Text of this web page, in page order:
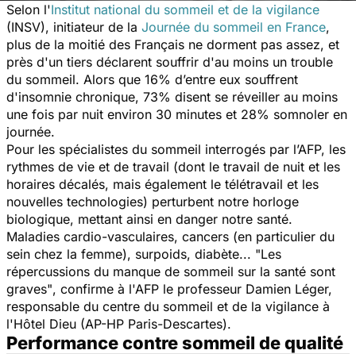
Selon l'Institut national du sommeil et de la vigilance
(INSV), initiateur de la Journée du sommeil en France,
plus de la moitié des Français ne dorment pas assez, et
près d'un tiers déclarent souffrir d'au moins un trouble
du sommeil. Alors que 16% d’entre eux souffrent
d'insomnie chronique, 73% disent se réveiller au moins
une fois par nuit environ 30 minutes et 28% somnoler en
journée.
Pour les spécialistes du sommeil interrogés par l’AFP, les
rythmes de vie et de travail (dont le travail de nuit et les
horaires décalés, mais également le télétravail et les
nouvelles technologies) perturbent notre horloge
biologique, mettant ainsi en danger notre santé.
Maladies cardio-vasculaires, cancers (en particulier du
sein chez la femme), surpoids, diabète... "Les
répercussions du manque de sommeil sur la santé sont
graves", confirme à l'AFP le professeur Damien Léger,
responsable du centre du sommeil et de la vigilance à
l'Hôtel Dieu (AP-HP Paris-Descartes).
Performance contre sommeil de qualité